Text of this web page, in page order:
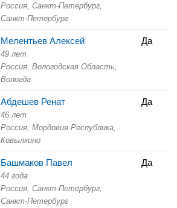
Россия, Санкт-Петербург,
Санкт-Петербург
Мелентьев Алексей
49 лет
Россия, Вологодская Область,
Вологда
Да
Абдешев Ренат
46 лет
Россия, Мордовия Республика,
Ковылкино
Да
Башмаков Павел
44 года
Россия, Санкт-Петербург,
Санкт-Петербург
Да